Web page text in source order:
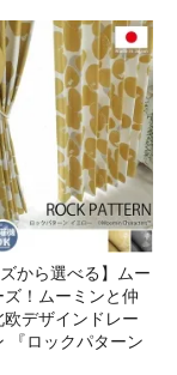
ズから選べる】ムー
ズ！ムーミンと仲
欧デザインドレー
『ロックパターン